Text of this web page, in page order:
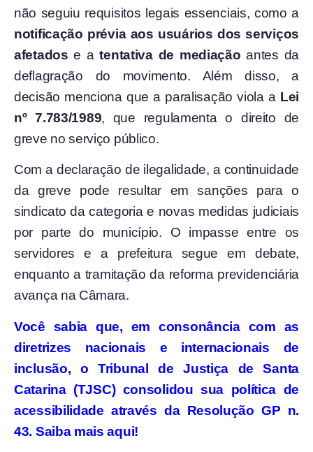
não seguiu requisitos legais essenciais, como a
notificação prévia aos usuários dos serviços
afetados e atentativa de mediação antes da
deflagração do movimento. Além disso, a
decisão menciona que a paralisação viola a Lei
nº 7.783/1989, que regulamenta o direito de
greve no serviço público.
Com a declaração de ilegalidade, a continuidade
da greve pode resultar em sanções para o
sindicato da categoria e novas medidas judiciais
por parte do município. O impasse entre os
servidores e a prefeitura segue em debate,
enquanto a tramitação da reforma previdenciária
avança na Câmara.
Você sabia que, em consonância com as
diretrizes nacionais e internacionais de
inclusão, o Tribunal de Justiça de Santa
Catarina (TJSC) consolidou sua política de
acessibilidade através da Resolução GP n.
43. Saiba mais aqui!